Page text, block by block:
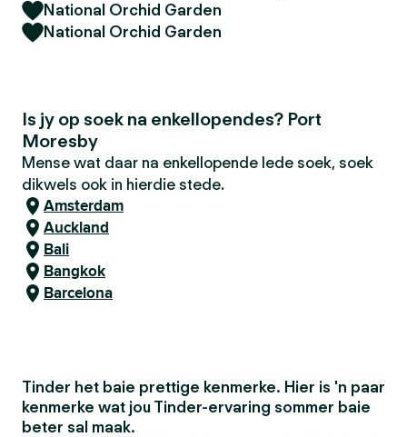
National Orchid Garden
National Orchid Garden
Is jy op soek na enkellopendes? Port
Moresby
Mense wat daar na enkellopende lede soek, soek
dikwels ook in hierdie stede.
Amsterdam
Auckland
Bali
Bangkok
Barcelona
Tinder het baie prettige kenmerke. Hier is 'n paar
kenmerke wat jou Tinder-ervaring sommer baie
beter sal maak.